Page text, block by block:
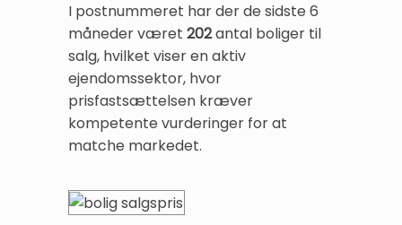
I postnummeret har der de sidste 6
måneder været 202antal boliger til
salg, hvilket viser en aktiv
ejendomssektor, hvor
prisfastsættelsen kræver
kompetente vurderinger for at
matche markedet.